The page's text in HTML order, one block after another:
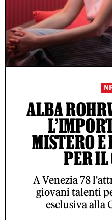
ALBA
MISTERO E
PER IL
A Venezia 78
giovani talenti
esclusiva alla